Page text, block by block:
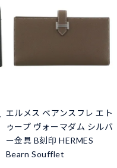
エルメス ベアンスフレ エト
ゥープ ヴォーマダム シルバ
ー金具 B刻印 HERMES
Bearn Soufflet